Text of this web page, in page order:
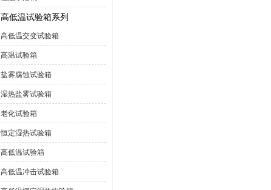
高低温试验箱系列
高低温交变试验箱
高温试验箱
盐雾腐蚀试验箱
湿热盐雾试验箱
老化试验箱
恒定湿热试验箱
高低温试验箱
高低温冲击试验箱